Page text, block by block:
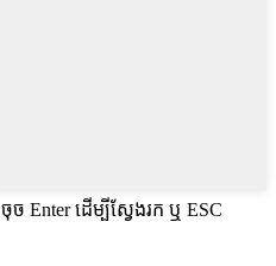
ចុច Enter ដើម្បីស្វែងរក ឬ ESC